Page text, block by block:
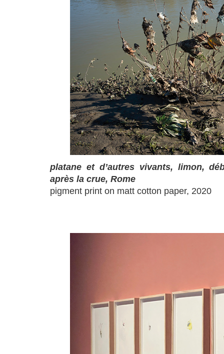
platane et d’autres vivants, limon,
après la crue, Rome
pigment print on matt cotton paper, 2020